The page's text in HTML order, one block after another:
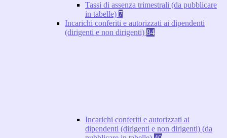
Tassi di assenza trimestrali (da pubblicare
in tabelle) 7
Incarichi conferiti e autorizzati ai dipendenti
(dirigenti e non dirigenti) 84
Incarichi conferiti e autorizzati ai
dipendenti (dirigenti e non dirigenti) (da